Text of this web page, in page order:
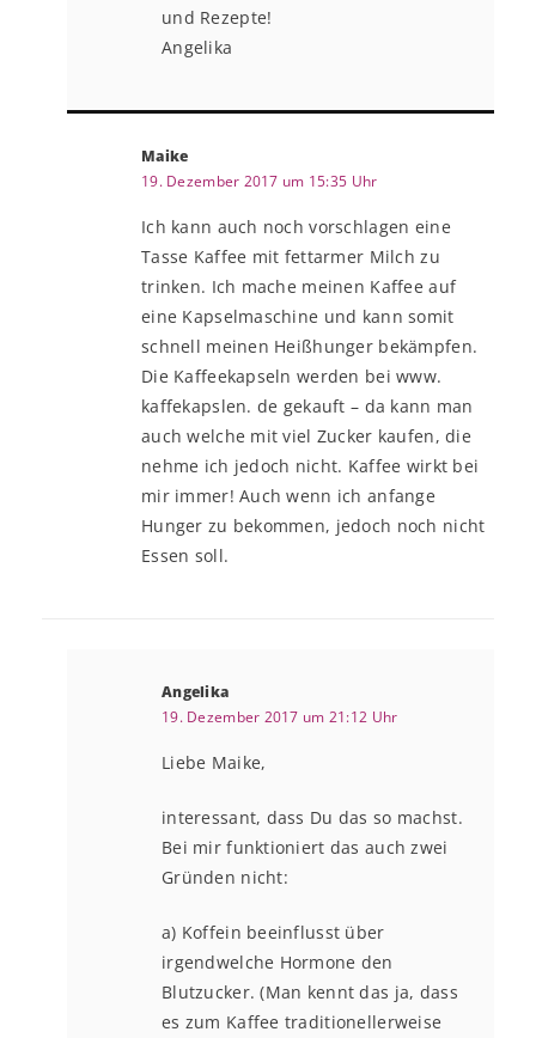
und Rezepte!
Angelika
Maike
19. Dezember 2017 um 15:35 Uhr
Ich kann auch noch vorschlagen eine
Tasse Kaffee mit fettarmer Milch zu
trinken. Ich mache meinen Kaffee auf
eine Kapselmaschine und kann somit
schnell meinen Heißhunger bekämpfen.
Die Kaffeekapseln werden bei www.
kaffekapslen. de gekauft – da kann man
auch welche mit viel Zucker kaufen, die
nehme ich jedoch nicht. Kaffee wirkt bei
mir immer! Auch wenn ich anfange
Hunger zu bekommen, jedoch noch nicht
Essen soll.
Angelika
19. Dezember 2017 um 21:12 Uhr
Liebe Maike,
interessant, dass Du das so machst.
Bei mir funktioniert das auch zwei
Gründen nicht:
a) Koffein beeinflusst über
irgendwelche Hormone den
Blutzucker. (Man kennt das ja, dass
es zum Kaffee traditionellerweise